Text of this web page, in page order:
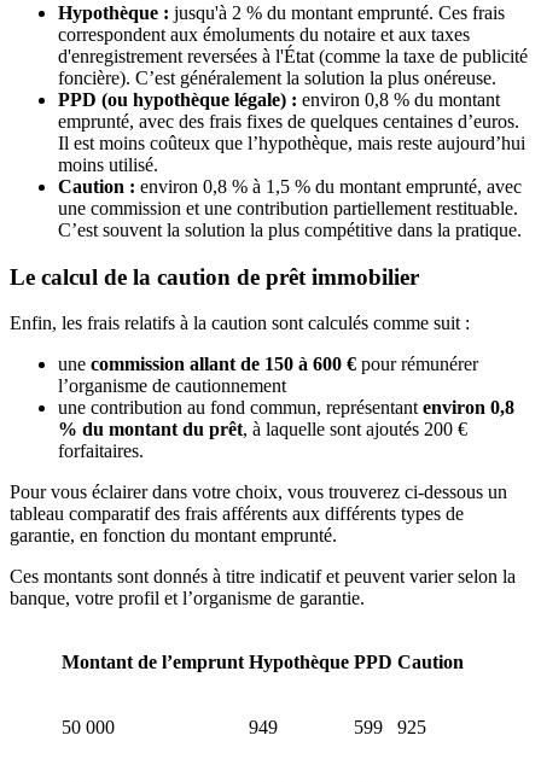
Hypothèque : jusqu'à 2 % du montant emprunté. Ces frais
correspondent aux émoluments du notaire et aux taxes
d'enregistrement reversées à l'État (comme la taxe de publicité
foncière). C’est généralement la solution la plus onéreuse.
PPD (ou hypothèque légale) : environ 0,8 % du montant
emprunté, avec des frais fixes de quelques centaines d’euros.
Il est moins coûteux que l’hypothèque, mais reste aujourd’hui
moins utilisé.
Caution : environ 0,8 % à 1,5 % du montant emprunté, avec
une commission et une contribution partiellement restituable.
C’est souvent la solution la plus compétitive dans la pratique.
Le calcul de la caution de prêt immobilier
Enfin, les frais relatifs à la caution sont calculés comme suit :
une commission allant de 150 à 600 € pour rémunérer
l’organisme de cautionnement
une contribution au fond commun, représentant environ 0,8
% du montant du prêt, à laquelle sont ajoutés 200 €
forfaitaires.
Pour vous éclairer dans votre choix, vous trouverez ci-dessous un
tableau comparatif des frais afférents aux différents types de
garantie, en fonction du montant emprunté.
Ces montants sont donnés à titre indicatif et peuvent varier selon la
banque, votre profil et l’organisme de garantie.
Montant de l’emprunt Hypothèque PPD Caution
50 000 949 599 925